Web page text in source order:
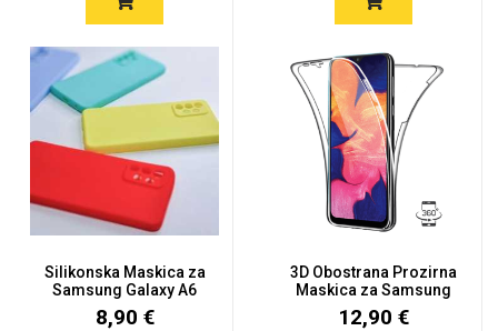
Silikonska Maskica za
Samsung Galaxy A6
(2018)...
8,90 €
3D Obostrana Prozirna
Maskica za Samsung
Galax...
12,90 €